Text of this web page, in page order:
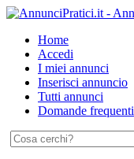
Home
Accedi
I miei annunci
Inserisci annuncio
Tutti annunci
Domande frequenti